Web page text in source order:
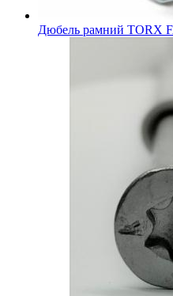
Дюбель рамний TORX